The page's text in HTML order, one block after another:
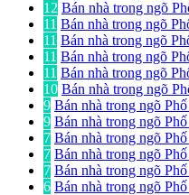
12 Bán nhà trong ngõ
11 Bán nhà trong ngõ
11 Bán nhà trong ngõ
11 Bán nhà trong ngõ
11 Bán nhà trong ngõ
10 Bán nhà trong ngõ
9 Bán nhà trong ngõ
9 Bán nhà trong ngõ
7 Bán nhà trong ngõ
7 Bán nhà trong ngõ
7 Bán nhà trong ngõ
6 Bán nhà trong ngõ